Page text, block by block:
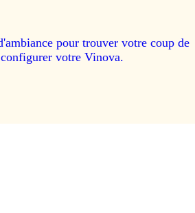
pour trouver votre coup de
votre Vinova.